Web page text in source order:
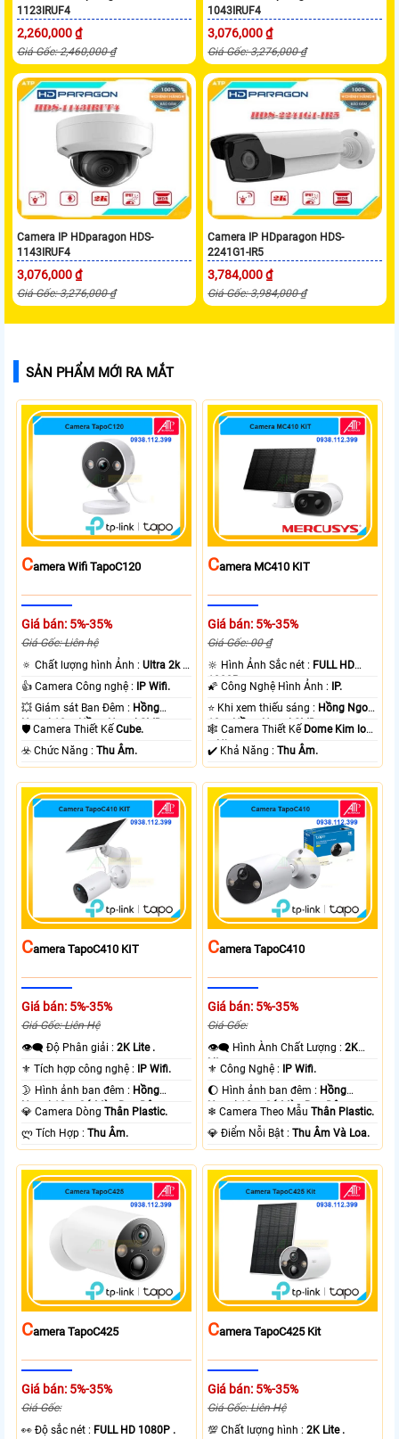
1123IRUF4
2,260,000 ₫
Giá Gốc: 2,460,000 ₫
1043IRUF4
3,076,000 ₫
Giá Gốc: 3,276,000 ₫
Camera IP HDparagon HDS-
1143IRUF4
3,076,000 ₫
Giá Gốc: 3,276,000 ₫
Camera IP HDparagon HDS-
2241G1-IR5
3,784,000 ₫
Giá Gốc: 3,984,000 ₫
SẢN PHẨM MỚI RA MẮT
CAmera Wifi TapoC120
Giá bán: 5%-35%
Giá Gốc: Liên hệ
🔅 Chất lượng hình Ảnh :Ultra 2k +
.
👍 Camera Công nghệ : IP Wifi.
💥 Giám sát Ban Đêm : Hồng
Ngoại 10m Hồng Ngoại SMD.
🛡 Camera Thiết KếCube.
️☣️ Chức Năng :Thu Âm.
CAmera MC410 KIT
Giá bán: 5%-35%
Giá Gốc: 00 ₫
🔆 Hình Ảnh Sắc nét : FULL HD
1080P .
🌠 Công Nghệ Hình Ảnh : IP.
⭐ Khi xem thiếu sáng : Hồng Ngoại
10m Hồng Ngoại SMD.
🕸️ Camera Thiết Kế Dome Kim loại
+ Nhựa.
️✔️ Khả Năng :Thu Âm.
CAmera TapoC410 KIT
Giá bán: 5%-35%
Giá Gốc: Liên Hệ
👁️‍🗨 Độ Phân giải :2K Lite .
⚜️ Tích hợp công nghệ : IP Wifi.
🌛 Hình ảnh ban đêm : Hồng
Ngoại 10m Có Màu Ban Ðêm.
💎 Camera DòngThân Plastic.
️ლ Tích Hợp :Thu Âm.
CAmera TapoC410
Giá bán: 5%-35%
Giá Gốc:
👁️‍🗨 Hình Ành Chất Lượng :2K
Lite .
⚜️ Công Nghệ : IP Wifi.
🌔 Hình ảnh ban đêm : Hồng
Ngoại 10m Có Màu Ban Ðêm.
❄ Camera Theo MẫuThân Plastic.
️💎 Điểm Nỗi Bật :Thu Âm Và Loa.
CAmera TapoC425
Giá bán: 5%-35%
Giá Gốc:
️👀 Độ sắc nét : FULL HD 1080P .
CAmera TapoC425 Kit
Giá bán: 5%-35%
Giá Gốc: Liên Hệ
💯 Chất lượng hình :2K Lite .